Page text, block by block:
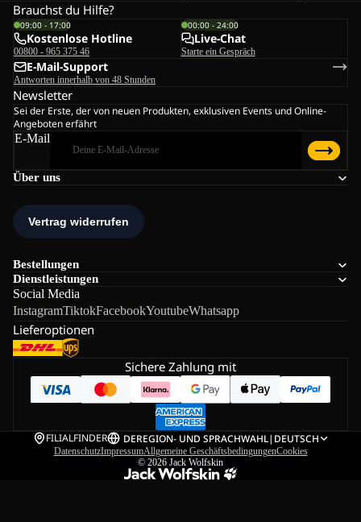
Über uns
Bestellungen
Dienstleistungen
Social Media
InstagramTiktokFacebookYoutubeWhatsapp
Lieferoptionen
Brauchst du Hilfe?
09:00 - 17:00
Kostenlose Hotline
00800 - 965 375 46
00:00 - 24:00
Live-Chat
Starte ein Gespräch
E-Mail-Support
Antworten innerhalb von 48 Stunden
Newsletter
Sei der Erste, der von neuen Produkten, exklusiven Events und Online-
Angeboten erfährt
E-Mail
Sichere Zahlung mit
FILIALFINDER DEREGION- UND SPRACHWAHL| DEUTSCH
DatenschutzImpressumAllgemeine GeschäftsbedingungenCookies
© 2026 Jack Wolfskin